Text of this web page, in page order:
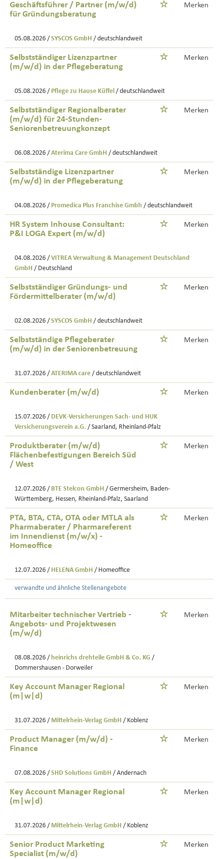
Geschäftsführer / Partner (m/w/d)
für Gründungsberatung
Merken
05.08.2026 / SYSCOS GmbH / deutschlandweit
Selbstständiger Lizenzpartner
(m/w/d) in der Pflegeberatung
Merken
05.08.2026 / Pflege zu Hause Küffel / deutschlandweit
Selbstständiger Regionalberater
(m/w/d) für 24-Stunden-
Seniorenbetreuungkonzept
Merken
06.08.2026 / Aterima Care GmbH / deutschlandweit
Selbstständige Lizenzpartner
(m/w/d) in der Pflegeberatung
Merken
04.08.2026 / Promedica Plus Franchise Gmbh / deutschlandweit
HR System Inhouse Consultant:
P&I LOGA Expert (m/w/d)
Merken
04.08.2026 / VITREA Verwaltung & Management Deutschland
GmbH / Deutschland
Selbstständiger Gründungs- und
Fördermittelberater (m/w/d)
Merken
02.08.2026 / SYSCOS GmbH / deutschlandweit
Selbstständige Pflegeberater
(m/w/d) in der Seniorenbetreuung
Merken
31.07.2026 / ATERIMA care / deutschlandweit
Kundenberater (m/w/d) Merken
15.07.2026 / DEVK-Versicherungen Sach- und HUK
Versicherungsverein a.G. / Saarland, Rheinland-Pfalz
Produktberater (m/w/d)
Flächenbefestigungen Bereich Süd
/ West
Merken
12.07.2026 / BTE Stelcon GmbH / Germersheim, Baden-
Württemberg, Hessen, Rheinland-Pfalz, Saarland
PTA, BTA, CTA, OTA oder MTLA als
Pharmaberater / Pharmareferent
im Innendienst (m/w/x) -
Homeoffice
Merken
12.07.2026 / HELENA GmbH / Homeoffice
verwandte und ähnliche Stellenangebote
Mitarbeiter technischer Vertrieb -
Angebots- und Projektwesen
(m/w/d)
Merken
08.08.2026 / heinrichs drehteile GmbH & Co. KG /
Dommershausen - Dorweiler
Key Account Manager Regional
(m|w|d)
Merken
31.07.2026 / Mittelrhein-Verlag GmbH / Koblenz
Product Manager (m/w/d) -
Finance
Merken
07.08.2026 / SHD Solutions GmbH / Andernach
Key Account Manager Regional
(m|w|d)
Merken
31.07.2026 / Mittelrhein-Verlag GmbH / Koblenz
Senior Product Marketing
Specialist (m/w/d)
Merken